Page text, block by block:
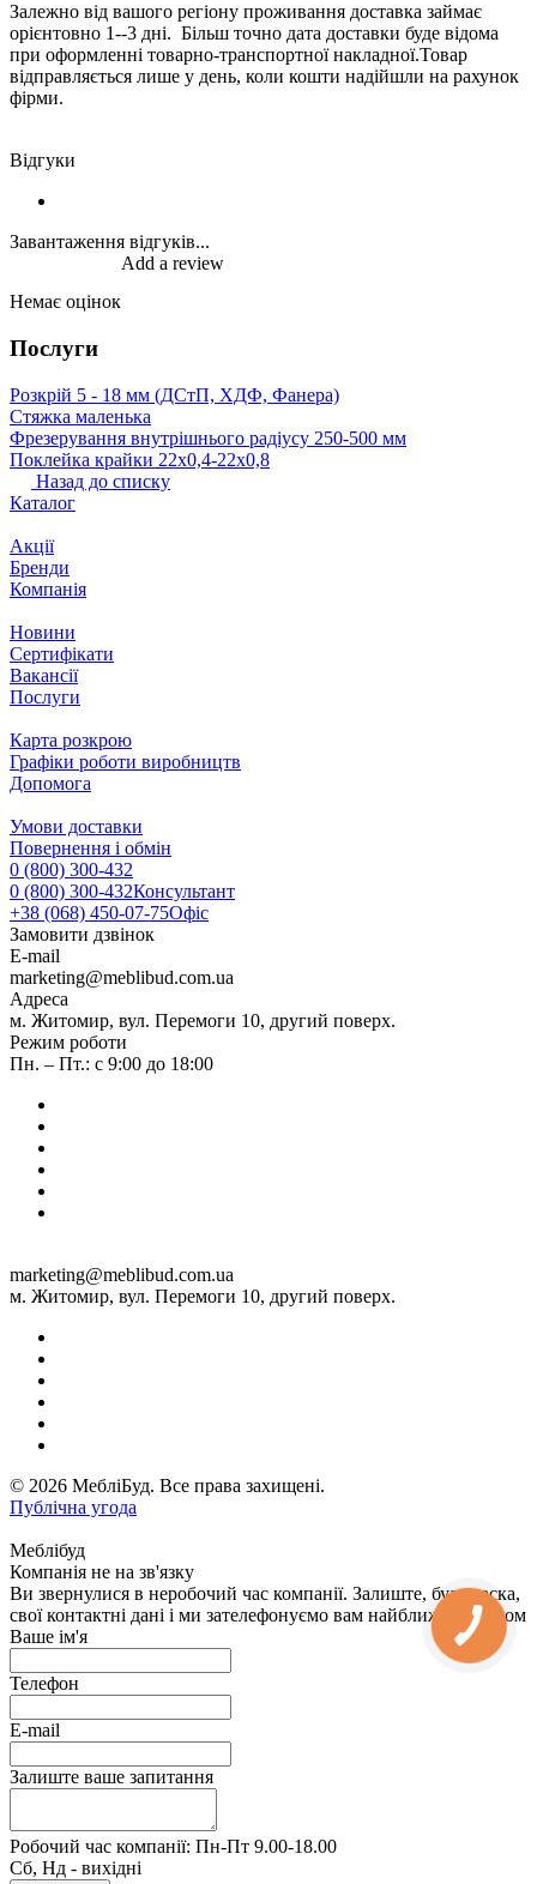
Залежно від вашого регіону проживання доставка займає
орієнтовно 1--3 дні. Більш точно дата доставки буде відома
при оформленні товарно-транспортної накладної.Товар
відправляється лише у день, коли кошти надійшли на рахунок
фірми.
Відгуки
Завантаження відгуків...
Немає оцінок
Add a review
Послуги
Розкрій 5 ‐ 18 мм (ДСтП, ХДФ, Фанера)
Стяжка маленька
Фрезерування внутрішнього радіусу 250-500 мм
Поклейка крайки 22х0,4-22х0,8
Назад до списку
Каталог
Акції
Бренди
Компанія
Новини
Сертифікати
Вакансії
Послуги
Карта розкрою
Графіки роботи виробництв
Допомога
Умови доставки
Повернення і обмін
0 (800) 300-432
0 (800) 300-432Консультант
+38 (068) 450-07-75Офіс
Замовити дзвінок
E-mail
marketing@meblibud.com.ua
Адреса
м. Житомир, вул. Перемоги 10, другий поверх.
Режим роботи
Пн. – Пт.: с 9:00 до 18:00
marketing@meblibud.com.ua
м. Житомир, вул. Перемоги 10, другий поверх.
© 2026 МебліБуд. Все права захищені.
Публічна угода
Меблібуд
Компанія не на зв'язку
Ви звернулися в неробочий час компанії. Залиште, будь ласка,
свої контактні дані і ми зателефонуємо вам найближчим часом
Ваше ім'я
Телефон
E-mail
Залиште ваше запитання
Робочий час компанії: Пн-Пт 9.00-18.00
Сб, Нд - вихідні